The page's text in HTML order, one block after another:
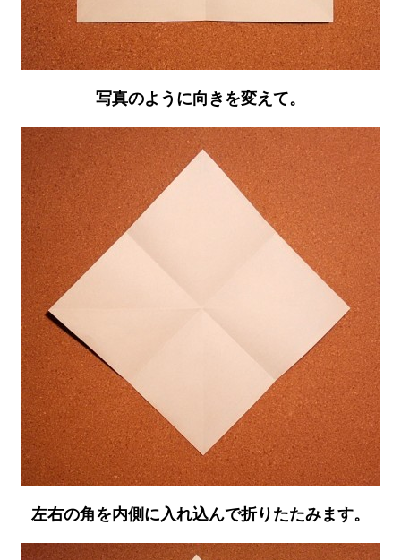
写真のように向きを変えて。
左右の角を内側に入れ込んで折りたたみます。